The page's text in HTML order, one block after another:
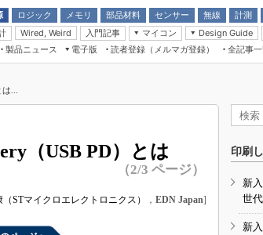
ロジック
メモリ
部品材料
センサー 無線 計測
アナログ機能回路
計測とテスト
Wired, Weird
Wired, Weird
入門記事
マイコン
ン講座
Design Guide
計測機器
CEATEC
組込み/エッジコンピューティング展
人とくるま展
AUTOMOTIVE WORLD
Microchip情報
製品ニュース
電子版
読者登録（メルマガ登録） 全記事
...
（USB PD）とは
（2/3 ページ）
STマイクロエレクトロニクス） ， EDN Japan]
印刷
新
世
新